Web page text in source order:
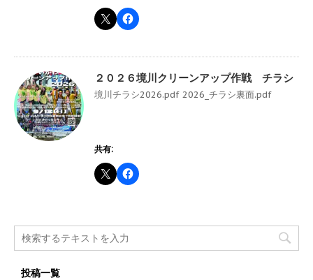
２０２６境川クリーンアップ作戦 チラシ
境川チラシ2026.pdf 2026_チラシ裏面.pdf
共有:
投稿一覧